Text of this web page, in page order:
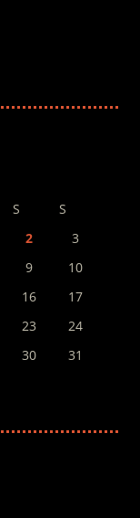
S
S
2
3
9
10
16
17
23
24
30
31